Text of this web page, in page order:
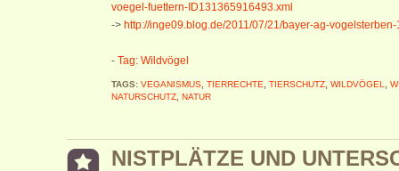
voegel-fuettern-ID131365916493.xml
-> http://inge09.blog.de/2011/07/21/bayer-ag-
- Tag: Wildvögel
TAGS: VEGANISMUS TIERRECHTE TIERSCHUTZ WILDVÖGEL
NATURSCHUTZ NATUR
NISTPLÄTZE UND